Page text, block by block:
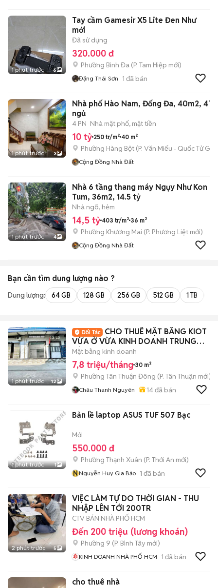
1 phút trước 6
Tay cầm Gamesir X5 Lite Đen Như
mới
Đã sử dụng
320.000 đ
Phường Bình Đa (P. Tam Hiệp mới)
Đặng Thái Sơn 1 đã bán
1 phút trước 3
Nhà phố Hào Nam, Đống Đa, 40m2, 4T,
ngủ
4 PN Nhà mặt phố, mặt tiền
10 tỷ 250 tr/m² 40 m²
Phường Hàng Bột (P. Văn Miếu - Quốc Tử
Cộng Đồng Nhà Đất
1 phút trước 4
Nhà 6 tầng thang máy Ngụy Như Kon
Tum, 36m2, 14.5 tỷ
Nhà ngõ, hẻm
14,5 tỷ 403 tr/m² 36 m²
Phường Khương Mai (P. Phương Liệt mới)
Cộng Đồng Nhà Đất
Bạn cần tìm dung lượng nào ?
Dung lượng: 64 GB 128 GB 256 GB 512 GB 1 TB
1 phút trước 12
CHO THUÊ MẶT BẰNG KIOT
VỪA Ở VỪA KINH DOANH TRUNG
TÂM QUẬN 7
Mặt bằng kinh doanh
7,8 triệu/tháng 30 m²
Phường Tân Thuận Đông (P. Tân Thuận mới)
Châu Thanh Nguyên 14đã bán
1 phút trước 1
Bản lề laptop ASUS TUF 507 Bạc
Mới
550.000 đ
Phường Thạnh Xuân (P. Thới An mới)
NNguyễn Huy Gia Bảo 1 đã bán
2 phút trước 5
VIỆC LÀM TỰ DO THỜI GIAN - THU
NHẬP LÊN TỚI 200TR
CTV BÁN NHÀ PHỐ HCM
Đến 200 triệu (lương khoán)
Phường 9 (P. Bình Tây mới)
KINH DOANH NHÀ PHỐ HCM 1 đã bán
cho thuê nhà